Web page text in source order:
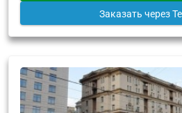
Заказать через